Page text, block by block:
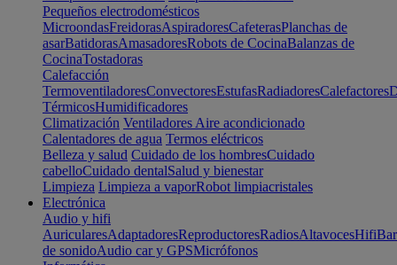
Pequeños electrodomésticos
MicroondasFreidorasAspiradoresCafeterasPlanchas de
asarBatidorasAmasadoresRobots de CocinaBalanzas de
CocinaTostadoras
Calefacción
TermoventiladoresConvectoresEstufasRadiadoresCalefactores
TérmicosHumidificadores
Climatización Ventiladores Aire acondicionado
Calentadores de agua Termos eléctricos
Belleza y salud Cuidado de los hombresCuidado
cabelloCuidado dentalSalud y bienestar
Limpieza Limpieza a vaporRobot limpiacristales
Electrónica
Audio y hifi
AuricularesAdaptadoresReproductoresRadiosAltavocesHifi
de sonidoAudio car y GPSMicrófonos